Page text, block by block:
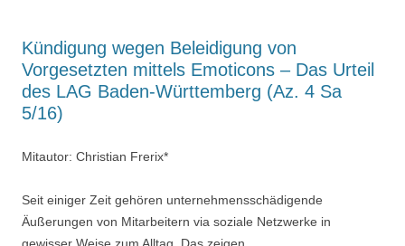
Kündigung wegen Beleidigung von
Vorgesetzten mittels Emoticons – Das Urteil
des LAG Baden-Württemberg (Az. 4 Sa
5/16)
Mitautor: Christian Frerix*
Seit einiger Zeit gehören unternehmensschädigende
Äußerungen von Mitarbeitern via soziale Netzwerke in